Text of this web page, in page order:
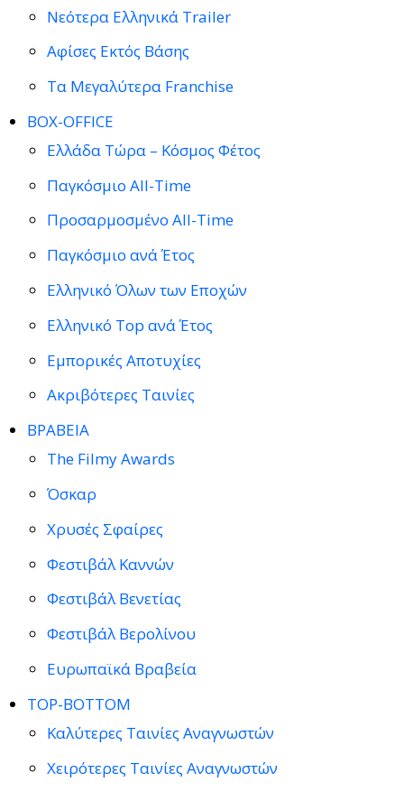
Νεότερα Ελληνικά Trailer
Αφίσες Εκτός Βάσης
Τα Μεγαλύτερα Franchise
BOX-OFFICE
Ελλάδα Τώρα – Κόσμος Φέτος
Παγκόσμιο All-Time
Προσαρμοσμένο All-Time
Παγκόσμιο ανά Έτος
Ελληνικό Όλων των Εποχών
Ελληνικό Top ανά Έτος
Εμπορικές Αποτυχίες
Ακριβότερες Ταινίες
ΒΡΑΒΕΙΑ
The Filmy Awards
Όσκαρ
Χρυσές Σφαίρες
Φεστιβάλ Καννών
Φεστιβάλ Βενετίας
Φεστιβάλ Βερολίνου
Ευρωπαϊκά Βραβεία
TOP-BOTTOM
Καλύτερες Ταινίες Αναγνωστών
Χειρότερες Ταινίες Αναγνωστών